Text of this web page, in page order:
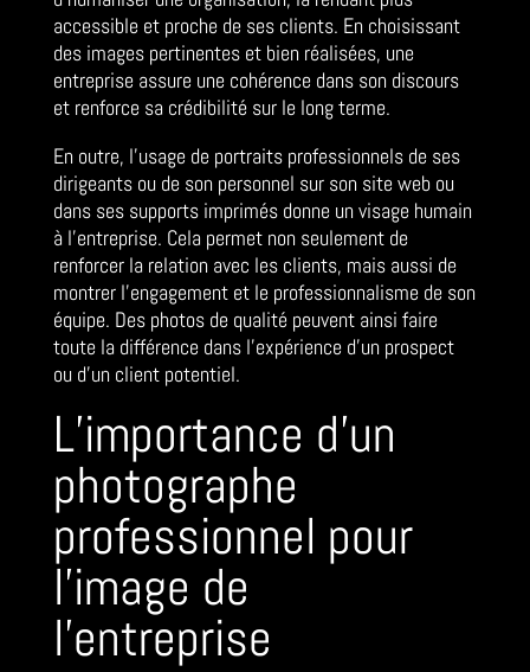
accessible et proche de ses clients. En choisissant
des images pertinentes et bien réalisées, une
entreprise assure une cohérence dans son discours
et renforce sa crédibilité sur le long terme.
En outre, l’usage de portraits professionnels de ses
dirigeants ou de son personnel sur son site web ou
dans ses supports imprimés donne un visage humain
à l’entreprise. Cela permet non seulement de
renforcer la relation avec les clients, mais aussi de
montrer l’engagement et le professionnalisme de son
équipe. Des photos de qualité peuvent ainsi faire
toute la différence dans l’expérience d’un prospect
ou d’un client potentiel.
L’importance d’un
photographe
professionnel pour
l’image de
l’entreprise